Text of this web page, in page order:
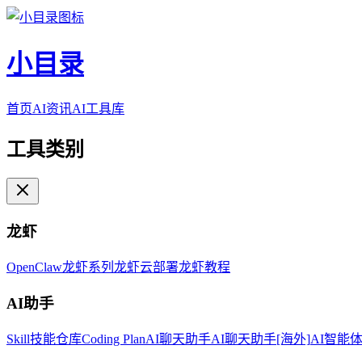
小目录
首页AI资讯AI工具库
工具类别
龙虾
OpenClaw龙虾系列 龙虾云部署龙虾教程
AI助手
Skill技能仓库Coding PlanAI聊天助手AI聊天助手[海外]AI智能体